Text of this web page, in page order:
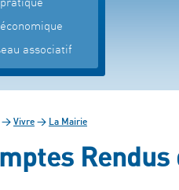
associatif
> Vivre > La Mairie